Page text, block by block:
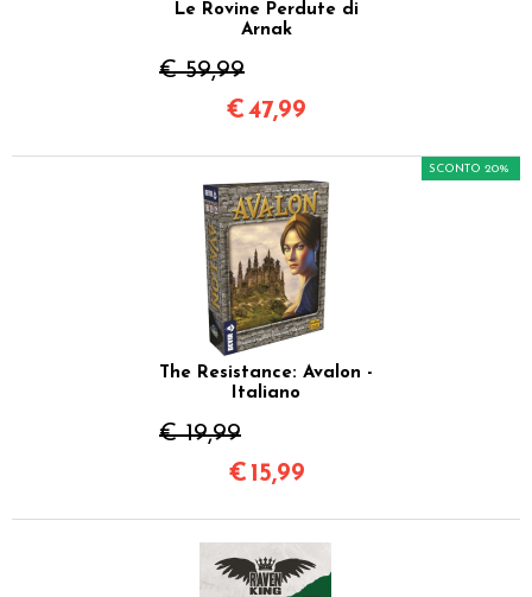
Le Rovine Perdute di
Arnak
€ 59,99
€47,99
The Resistance: Avalon -
Italiano
€ 19,99
SCONTO 20%
€ 15,99